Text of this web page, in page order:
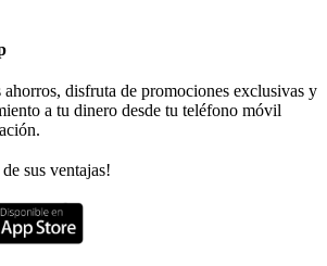
disfruta de promociones exclusivas y
a tu dinero desde tu teléfono móvil
sus ventajas!